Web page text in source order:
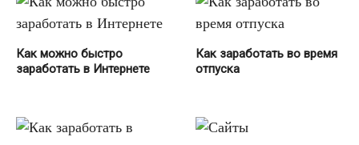
Как можно быстро
заработать в Интернете
Как заработать во время
отпуска